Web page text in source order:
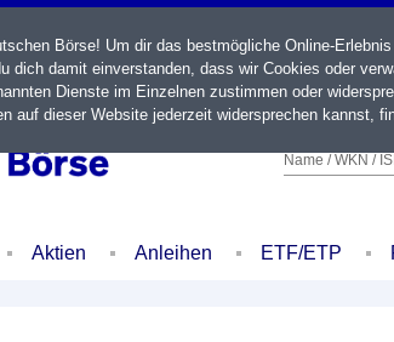
LIVE
Name / WKN /
Aktien Anleihen ETF/ETP
Börse! Um dir das bestmögliche Online-
dich damit einverstanden, dass wir Cookies oder
Dienste im Einzelnen zustimmen oder
auf dieser Website jederzeit widersprechen kannst,